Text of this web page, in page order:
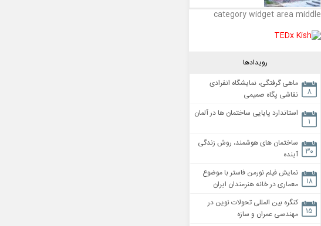
category widget area middle
رویدادها
۸
ماهی گرفتگی، نمایشگاه انفرادی
نقاشی پگاه صمیمی
۱
استاندارد پایایی ساختمان ها در آلمان
۳۰
ساختمان های هوشمند، روش زندگی
آینده
۱۸
نمایش فیلم نورمن فاستر با موضوع
معماری در خانه هنرمندان ایران
۱۵
کنگره بین المللی تحولات نوین در
مهندسی عمران و سازه